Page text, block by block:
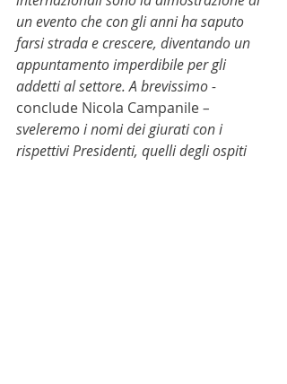
un evento che con gli anni ha saputo
farsi strada e crescere, diventando un
appuntamento imperdibile per gli
addetti al settore. A brevissimo -
conclude Nicola Campanile –
sveleremo i nomi dei giurati con i
rispettivi Presidenti, quelli degli ospiti